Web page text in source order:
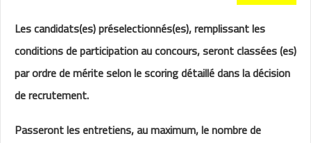
Les candidats(es) préselectionnés(es), remplissant les
conditions de participation au concours, seront classées (es)
par ordre de mérite selon le scoring détaillé dans la décision
de recrutement.
Passeront les entretiens, au maximum, le nombre de